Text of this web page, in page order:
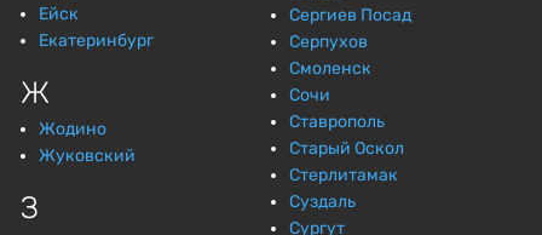
Ейск
Екатеринбург
Ж
Жодино
Жуковский
З
Сергиев Посад
Серпухов
Смоленск
Сочи
Ставрополь
Старый Оскол
Стерлитамак
Суздаль
Сургут